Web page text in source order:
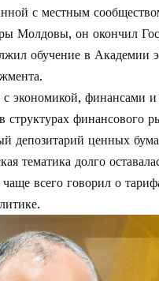
с местным
Молдовы, он окончил
обучение в Академии
с экономикой, финансами
финансового
депозитарий ценных
тематика долго
всего говорил о